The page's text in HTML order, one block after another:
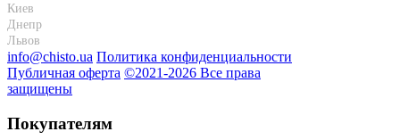
Киев
Днепр
Львов
info@chisto.ua Политика конфиденциальности
Публичная оферта ©2021-2026 Все права
защищены
Покупателям